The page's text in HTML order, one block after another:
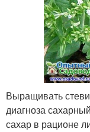
Выращивать
диагноза
сахар в рационе